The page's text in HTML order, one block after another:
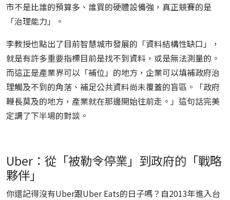
市不是比誰的預算多、誰買的硬體設備強，真正競賽的是
「治理能力」。
李教授也點出了目前智慧城市發展的「資料結構性缺口」，
就是有許多重要指標目前是找不到資料，或是無法測量的。
而這正是產業界可以「補位」的地方，企業可以填補政府治
理觸及不到的角落、補足公共資料尚未覆蓋的盲區。「政府
鞭長莫及的地方，產業就在那邊開始往前走。」這句話完美
定調了下半場的對談。
Uber：從「被勒令停業」到政府的「戰略
夥伴」
你還記得沒有Uber跟Uber Eats的日子嗎？自2013年進入台